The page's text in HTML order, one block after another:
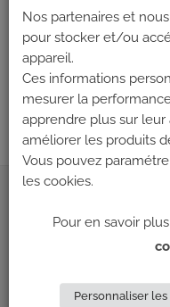
Les commentaires et les
←Précédent
Suivant→
Climb Up (Siège social)
69 007 LYON
Nos partenaires et
pour stocker et/ou
appareil.
Ces informations
mesurer la
apprendre plus sur
améliorer les produits
Vous pouvez
les cookies.
Pour en savoir
Personnaliser